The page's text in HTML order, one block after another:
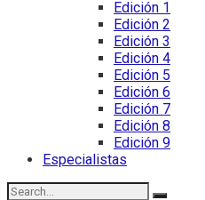
Edición 1
Edición 2
Edición 3
Edición 4
Edición 5
Edición 6
Edición 7
Edición 8
Edición 9
Especialistas